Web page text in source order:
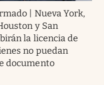
| Nueva York,
y San
la licencia de
no puedan
documento